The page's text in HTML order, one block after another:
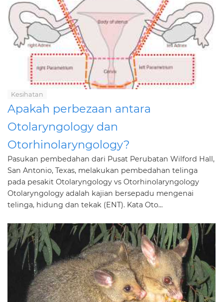
Kesihatan
Apakah perbezaan antara
Otolaryngology dan
Otorhinolaryngology?
Pasukan pembedahan dari Pusat Perubatan Wilford Hall,
San Antonio, Texas, melakukan pembedahan telinga
pada pesakit Otolaryngology vs Otorhinolaryngology
Otolaryngology adalah kajian bersepadu mengenai
telinga, hidung dan tekak (ENT). Kata Oto...